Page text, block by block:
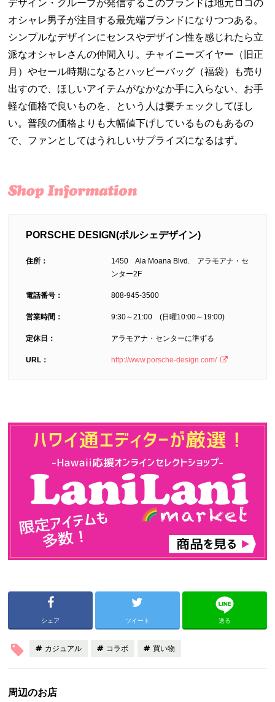
デザイン・グループが発信するこのブランドは地元ロコの
オシャレ男子が注目する最先端ブランドになりつつある。
シンプルなデザインにセンスやデザイン性を感じれたら立
派なオシャレさんの仲間入り。チャイニーズイヤー（旧正
月）やセール時期になるとハッピーバッグ（福袋）も売り
出すので、ほしいアイテムがなかなか手に入らない、お手
軽な価格で良いものを、という人は要チェックしてほし
い。普段の価格よりも大幅値下げしているものもあるの
で、ファンとしてはうれしいサプライズになるはず。
PORSCHE DESIGN(ポルシェデザイン)
住所：
1450 Ala Moana Blvd. アラモアナ・セ
ンター2F
電話番号： 808-945-3500
営業時間： 9:30～21:00 (日曜10:00～19:00)
定休日： アラモアナ・センターに準ずる
URL： http://www.porsche-design.com/
シェア ツイート 送る
カジュアル コラボ 買い物
周辺のお店